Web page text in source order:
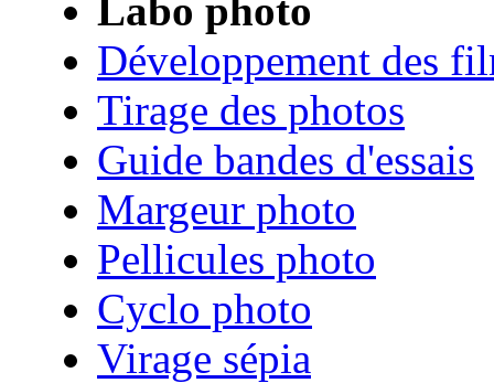
Labo photo
Développement des
Tirage des photos
Guide bandes d'essais
Margeur photo
Pellicules photo
Cyclo photo
Virage sépia